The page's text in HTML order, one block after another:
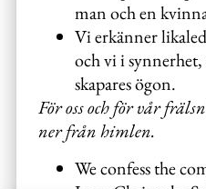
man och en
Vi erkänner
och vi i
skapares ögon.
För oss och för vår
ner från himlen.
We confess the